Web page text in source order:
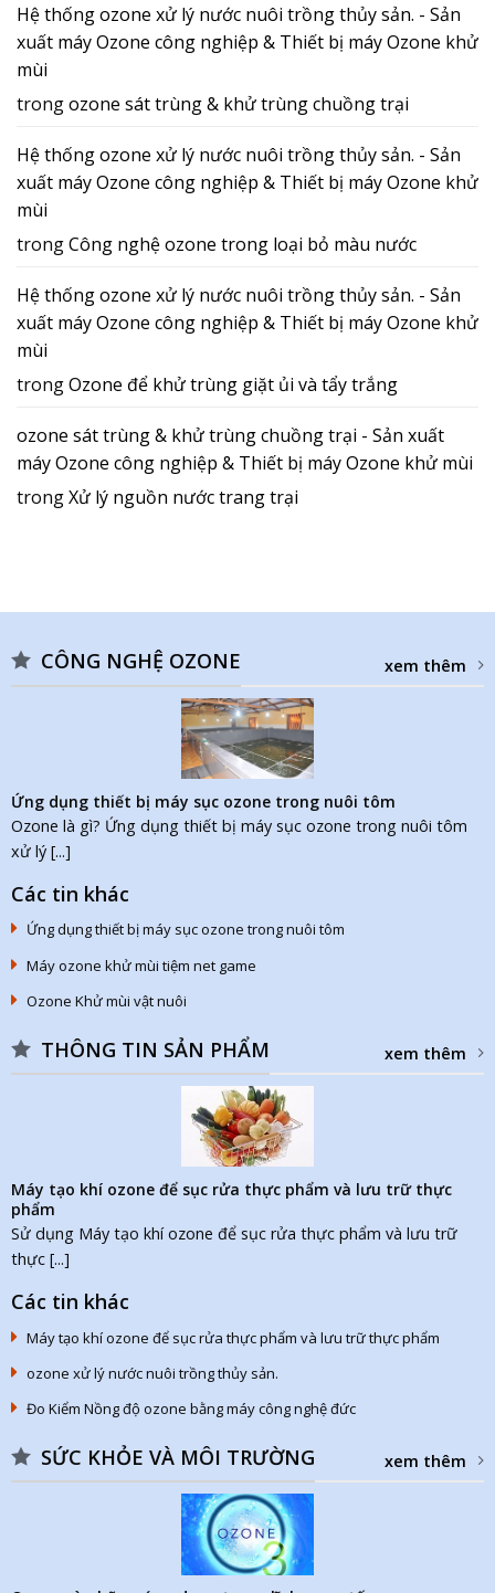
Hệ thống ozone xử lý nước nuôi trồng thủy sản. - Sản
xuất máy Ozone công nghiệp & Thiết bị máy Ozone khử
mùi
trongozone sát trùng & khử trùng chuồng trại
Hệ thống ozone xử lý nước nuôi trồng thủy sản. - Sản
xuất máy Ozone công nghiệp & Thiết bị máy Ozone khử
mùi
trongCông nghệ ozone trong loại bỏ màu nước
Hệ thống ozone xử lý nước nuôi trồng thủy sản. - Sản
xuất máy Ozone công nghiệp & Thiết bị máy Ozone khử
mùi
trongOzone để khử trùng giặt ủi và tẩy trắng
ozone sát trùng & khử trùng chuồng trại - Sản xuất
máy Ozone công nghiệp & Thiết bị máy Ozone khử mùi
trongXử lý nguồn nước trang trại
CÔNG NGHỆ OZONE xem thêm
Ứng dụng thiết bị máy sục ozone trong nuôi tôm
Ozone là gì? Ứng dụng thiết bị máy sục ozone trong nuôi tôm
xử lý [...]
Các tin khác
Ứng dụng thiết bị máy sục ozone trong nuôi tôm
Máy ozone khử mùi tiệm net game
Ozone Khử mùi vật nuôi
THÔNG TIN SẢN PHẨM xem thêm
Máy tạo khí ozone để sục rửa thực phẩm và lưu trữ thực
phẩm
Sử dụng Máy tạo khí ozone để sục rửa thực phẩm và lưu trữ
thực [...]
Các tin khác
Máy tạo khí ozone để sục rửa thực phẩm và lưu trữ thực phẩm
ozone xử lý nước nuôi trồng thủy sản.
Đo Kiểm Nồng độ ozone bằng máy công nghệ đức
SỨC KHỎE VÀ MÔI TRƯỜNG xem thêm